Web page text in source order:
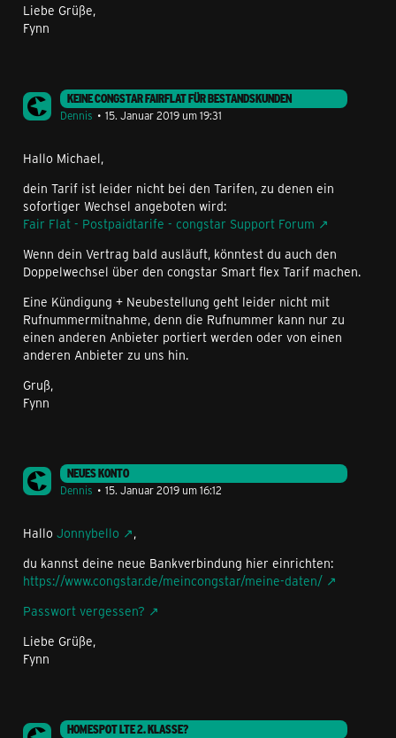
Liebe Grüße,
Fynn
KEINE CONGSTAR FAIRFLAT FÜR BESTANDSKUNDEN
Dennis
15. Januar 2019 um 19:31
Hallo Michael,
dein Tarif ist leider nicht bei den Tarifen, zu denen ein
sofortiger Wechsel angeboten wird:
Fair Flat - Postpaidtarife - congstar Support Forum
Wenn dein Vertrag bald ausläuft, könntest du auch den
Doppelwechsel über den congstar Smart flex Tarif machen.
Eine Kündigung + Neubestellung geht leider nicht mit
Rufnummermitnahme, denn die Rufnummer kann nur zu
einen anderen Anbieter portiert werden oder von einen
anderen Anbieter zu uns hin.
Gruß,
Fynn
NEUES KONTO
Dennis
15. Januar 2019 um 16:12
Hallo Jonnybello
,
du kannst deine neue Bankverbindung hier einrichten:
https://www.congstar.de/meincongstar/meine-daten/
Passwort vergessen?
Liebe Grüße,
Fynn
HOMESPOT LTE 2. KLASSE?